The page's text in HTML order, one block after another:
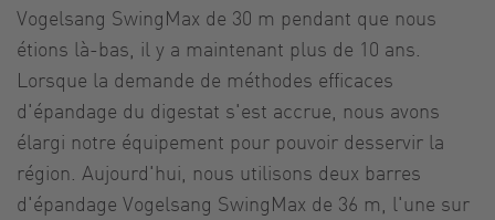
Vogelsang SwingMax de 30 m pendant que nous
étions là-bas, il y a maintenant plus de 10 ans.
Lorsque la demande de méthodes efficaces
d'épandage du digestat s'est accrue, nous avons
élargi notre équipement pour pouvoir desservir la
région. Aujourd'hui, nous utilisons deux barres
d'épandage Vogelsang SwingMax de 36 m, l'une sur